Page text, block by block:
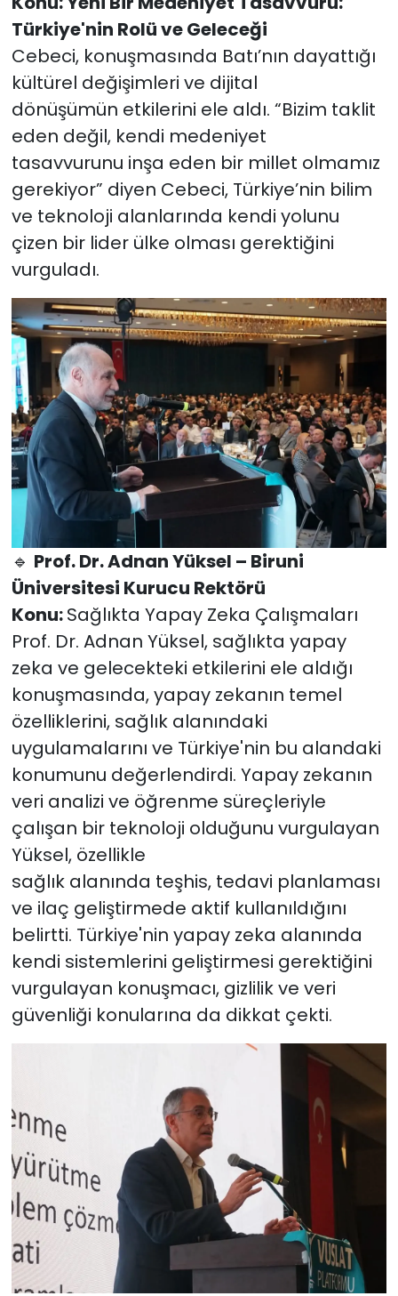
Türkiye'nin Rolü ve Geleceği
Cebeci, konuşmasında Batı’nın dayattığı
kültürel değişimleri ve dijital
dönüşümün etkilerini ele aldı. “Bizim taklit
eden değil, kendi medeniyet
tasavvurunu inşa eden bir millet olmamız
gerekiyor” diyen Cebeci, Türkiye’nin bilim
ve teknoloji alanlarında kendi yolunu
çizen bir lider ülke olması gerektiğini
vurguladı.
🔹 Prof. Dr. Adnan Yüksel – Biruni
Üniversitesi Kurucu Rektörü
Konu:Sağlıkta Yapay Zeka Çalışmaları
Prof. Dr. Adnan Yüksel, sağlıkta yapay
zeka ve gelecekteki etkilerini ele aldığı
konuşmasında, yapay zekanın temel
özelliklerini, sağlık alanındaki
uygulamalarını ve Türkiye'nin bu alandaki
konumunu değerlendirdi. Yapay zekanın
veri analizi ve öğrenme süreçleriyle
çalışan bir teknoloji olduğunu vurgulayan
Yüksel, özellikle
sağlık alanında teşhis, tedavi planlaması
ve ilaç geliştirmede aktif kullanıldığını
belirtti. Türkiye'nin yapay zeka alanında
kendi sistemlerini geliştirmesi gerektiğini
vurgulayan konuşmacı, gizlilik ve veri
güvenliği konularına da dikkat çekti.